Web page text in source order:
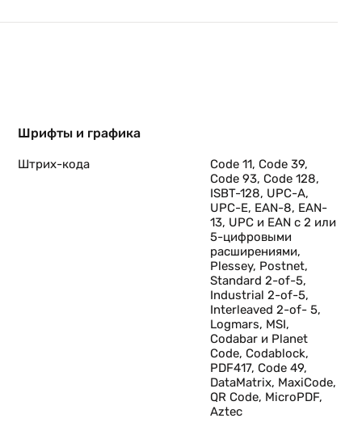
Шрифты и графика
Штрих-кода
Code 11, Code 39,
Code 93, Code 128,
ISBT-128, UPC-A,
UPC-E, EAN-8, EAN-
13, UPC и EAN с 2 или
5-цифровыми
расширениями,
Plessey, Postnet,
Standard 2-of-5,
Industrial 2-of-5,
Interleaved 2-of- 5,
Logmars, MSI,
Codabar и Planet
Code, Codablock,
PDF417, Code 49,
DataMatrix, MaxiCode,
QR Code, MicroPDF,
Aztec